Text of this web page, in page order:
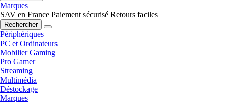
Marques
SAV en France Paiement sécurisé Retours faciles
Rechercher
Périphériques
PC et Ordinateurs
Mobilier Gaming
Pro Gamer
Streaming
Multimédia
Déstockage
Marques